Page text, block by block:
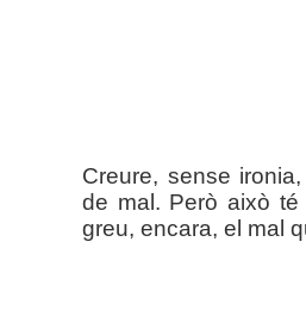
Creure, sense
de mal. Però això
greu, encara, el mal